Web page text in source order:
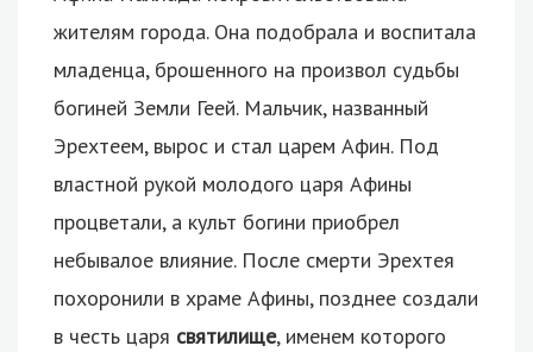
жителям города. Она подобрала и воспитала
младенца, брошенного на произвол судьбы
богиней Земли Геей. Мальчик, названный
Эрехтеем, вырос и стал царем Афин. Под
властной рукой молодого царя Афины
процветали, а культ богини приобрел
небывалое влияние. После смерти Эрехтея
похоронили в храме Афины, позднее создали
в честь царя святилище, именем которого